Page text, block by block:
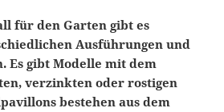
für den Garten gibt es
Ausführungen und
Es gibt Modelle mit dem
verzinkten oder rostigen
bestehen aus dem